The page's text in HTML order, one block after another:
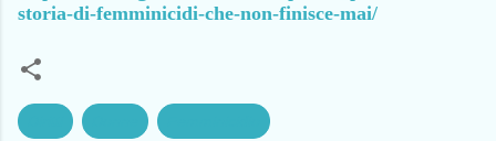
storia-di-femminicidi-che-non-finisce-mai/